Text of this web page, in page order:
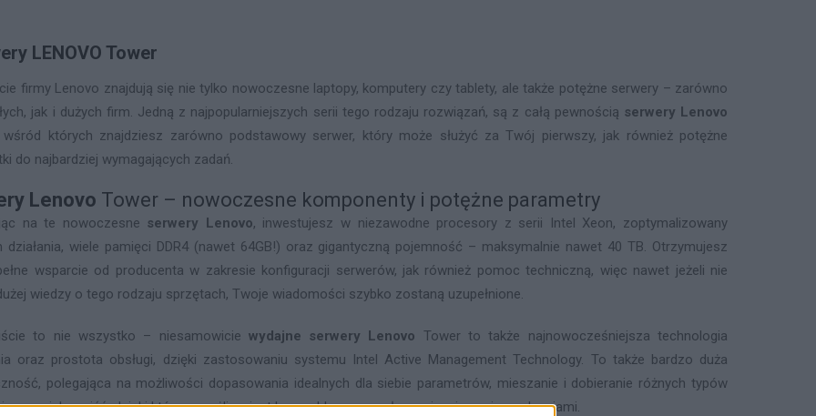
LENOVO Tower
firmy Lenovo znajdują się nie tylko nowoczesne laptopy, komputery czy tablety, ale także potężne serwery – zarówno
jak i dużych firm. Jedną z najpopularniejszych serii tego rodzaju rozwiązań, są z całą pewnością serwery Lenovo
wśród których znajdziesz zarówno podstawowy serwer, który może służyć za Twój pierwszy, jak również potężne
do najbardziej wymagających zadań.
Lenovo Tower – nowoczesne komponenty i potężne parametry
na te nowoczesne serwery Lenovo, inwestujesz w niezawodne procesory z serii Intel Xeon, zoptymalizowany
działania, wiele pamięci DDR4 (nawet 64GB!) oraz gigantyczną pojemność – maksymalnie nawet 40 TB. Otrzymujesz
wsparcie od producenta w zakresie konfiguracji serwerów, jak również pomoc techniczną, więc nawet jeżeli nie
wiedzy o tego rodzaju sprzętach, Twoje wiadomości szybko zostaną uzupełnione.
to nie wszystko – niesamowicie wydajne serwery Lenovo Tower to także najnowocześniejsza technologia
oraz prostota obsługi, dzięki zastosowaniu systemu Intel Active Management Technology. To także bardzo duża
polegająca na możliwości dopasowania idealnych dla siebie parametrów, mieszanie i dobieranie różnych typów
oraz wiele wejść, dzięki którym możliwe jest bezproblemowe połączenie z innymi urządzeniami.